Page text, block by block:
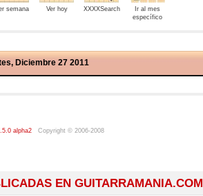
semana Ver hoy XXXXSearch
Ir al mes
específico
Diciembre 27 2011
alpha2 Copyright © 2006-2008
EN GUITARRAMANIA.COM